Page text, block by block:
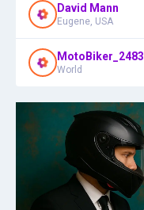
David Mann
Eugene, USA
MotoBiker_2483
World